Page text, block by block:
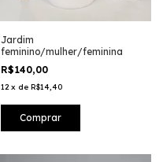
Jardim
feminino/mulher/feminina
R$140,00
12 x de R$14,40